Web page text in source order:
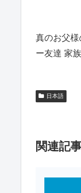
真のお父
ー友達 家
日本語
関連記